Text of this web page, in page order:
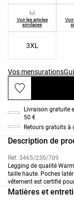
M
Voir les articles
similaires
3XL
Vos mensurations
Livraison gratuite
50 €
Retours gratuits à
Description de
Réf. 3465/230/709
Legging de qualité
taille haute. Poches
vêtement est certifié
faible) à -3 °C (activité
Matières et